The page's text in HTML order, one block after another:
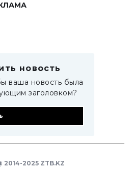
новость
ваша новость была
заголовком?
2014-2025 ZTB.KZ